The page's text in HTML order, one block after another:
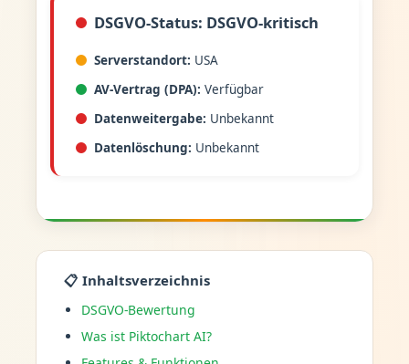
DSGVO-Status: DSGVO-kritisch
Serverstandort: USA
AV-Vertrag (DPA): Verfügbar
Datenweitergabe: Unbekannt
Datenlöschung: Unbekannt
📋 Inhaltsverzeichnis
DSGVO-Bewertung
Was ist Piktochart AI?